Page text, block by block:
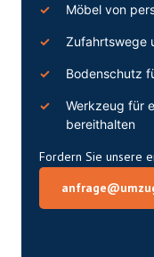
Möbel von
Zufahrtswege
Bodenschutz
Werkzeug für
bereithalten
Fordern Sie unsere